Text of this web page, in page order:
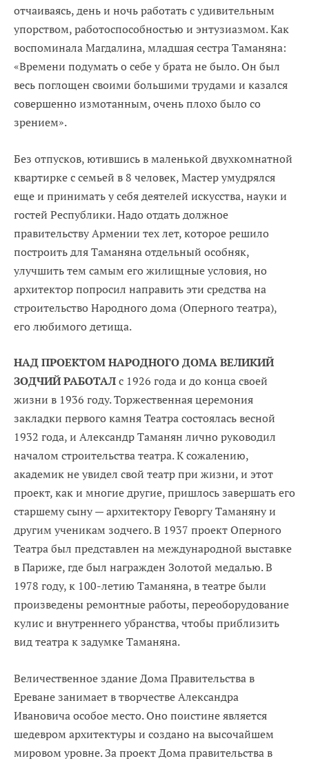
отчаиваясь, день и ночь работать с удивительным
упорством, работоспособностью и энтузиазмом. Как
воспоминала Магдалина, младшая сестра Таманяна:
«Времени подумать о себе у брата не было. Он был
весь поглощен своими большими трудами и казался
совершенно измотанным, очень плохо было со
зрением».
Без отпусков, ютившись в маленькой двухкомнатной
квартирке с семьей в 8 человек, Мастер умудрялся
еще и принимать у себя деятелей искусства, науки и
гостей Республики. Надо отдать должное
правительству Армении тех лет, которое решило
построить для Таманяна отдельный особняк,
улучшить тем самым его жилищные условия, но
архитектор попросил направить эти средства на
строительство Народного дома (Oперного театрa),
его любимого детища.
НАД ПРОЕКТОМ НАРОДНОГО ДОМА ВЕЛИКИЙ
ЗОДЧИЙ РАБОТАЛс 1926 года и до конца своей
жизни в 1936 году. Торжественная церемония
закладки первого камня Театрa состоялась весной
1932 года, и Александр Таманян лично руководил
началом строительства театра. К сожалению,
академик не увидел свой театр при жизни, и этот
проект, как и многие другие, пришлось завершать его
старшему сыну — архитектору Геворгу Таманяну и
другим ученикам зодчего. В 1937 проект Оперного
Театра был представлен на международной выставке
в Париже, где был награжден Золотой медалью. В
1978 году, к 100-летию Таманяна, в театре были
произведены ремонтные работы, переоборудование
кулис и внутреннего убранства, чтобы приблизить
вид театра к задумке Таманяна.
Величественное здание Дома Правительства в
Ереване занимает в творчестве Александрa
Ивановичa особое место. Оно поистине является
шедевром архитектуры и создано на высочайшем
мировом уровне. За проект Дома правительства в